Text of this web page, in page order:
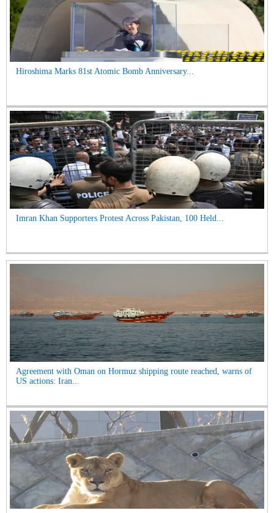
Hiroshima Marks 81st Atomic Bomb Anniversary...
Imran Khan Supporters Protest Across Pakistan, 100 Held...
Agreement with Oman on Hormuz shipping route reached, warns of
US actions: Iran...